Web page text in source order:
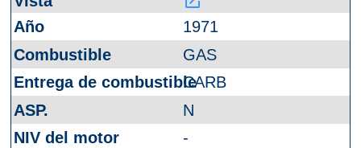
1971
GAS
CARB
N
-